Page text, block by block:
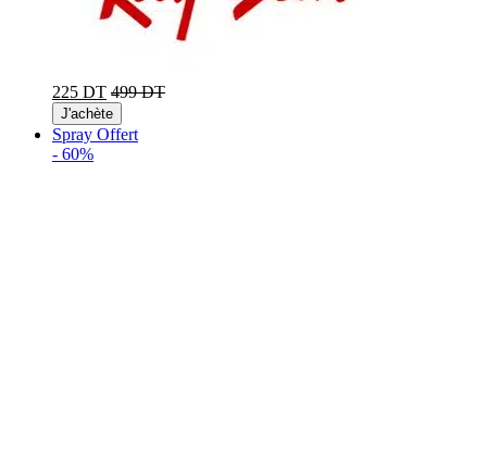
225 DT 499 DT
J'achète
Spray Offert
- 60%